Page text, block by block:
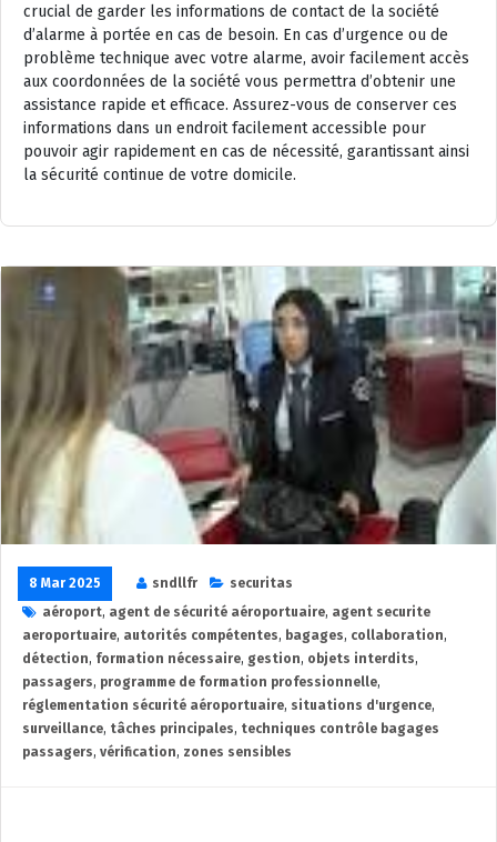
crucial de garder les informations de contact de la société
d’alarme à portée en cas de besoin. En cas d’urgence ou de
problème technique avec votre alarme, avoir facilement accès
aux coordonnées de la société vous permettra d’obtenir une
assistance rapide et efficace. Assurez-vous de conserver ces
informations dans un endroit facilement accessible pour
pouvoir agir rapidement en cas de nécessité, garantissant ainsi
la sécurité continue de votre domicile.
8 Mar 2025 sndllfr
securitas
aéroport, agent de sécurité aéroportuaire, agent securite
aeroportuaire, autorités compétentes, bagages, collaboration,
détection, formation nécessaire, gestion, objets interdits,
passagers, programme de formation professionnelle,
réglementation sécurité aéroportuaire, situations d'urgence,
surveillance, tâches principales, techniques contrôle bagages
passagers, vérification, zones sensibles